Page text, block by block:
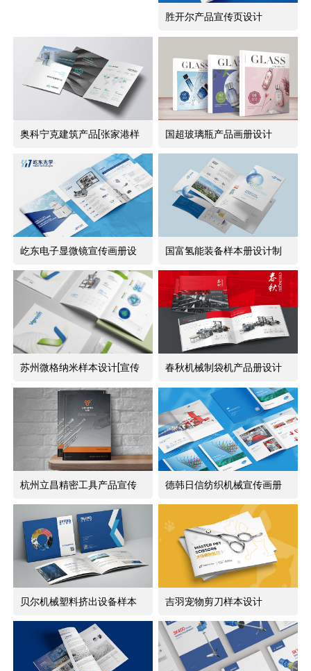
胜开尔产品宣传页设计
奥科宁克建筑产品[张家港样
国超玻璃瓶产品画册设计
屹东电子显微镜宣传画册设
国富氢能装备样本册设计制
苏州微格纳米样本设计[宣传
春秋机械制袋机产品册设计
杭州立昌精密工具产品宣传
德韩日信纺织机械宣传画册
贝尔机械塑料挤出设备样本
吉羽宠物剪刀样本设计